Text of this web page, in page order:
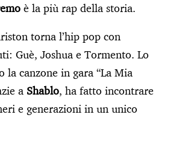
è la più rap della storia.
torna l’hip pop con
Guè, Joshua e Tormento. Lo
la canzone in gara “La Mia
a Shablo, ha fatto incontrare
e generazioni in un unico